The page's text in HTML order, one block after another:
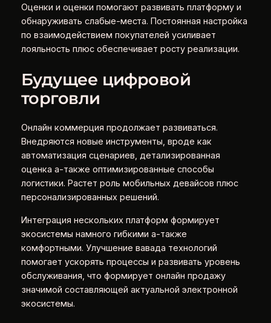
Оценки и оценки помогают развивать платформу и
обнаруживать слабые-места. Постоянная настройка
по взаимодействием покупателей усиливает
лояльность плюс обеспечивает росту реализации.
Будущее цифровой
торговли
Онлайн коммерция продолжает развиваться.
Внедряются новые инструменты, вроде как
автоматизация сценариев, детализированная
оценка а-также оптимизированные способы
логистики. Растет роль мобильных девайсов плюс
персонализированных решений.
Интеграция нескольких платформ формирует
экосистемы намного гибкими а-также
комфортными. Улучшение вавада технологий
помогает ускорять процессы и развивать уровень
обслуживания, что формирует онлайн продажу
значимой составляющей актуальной электронной
экосистемы.